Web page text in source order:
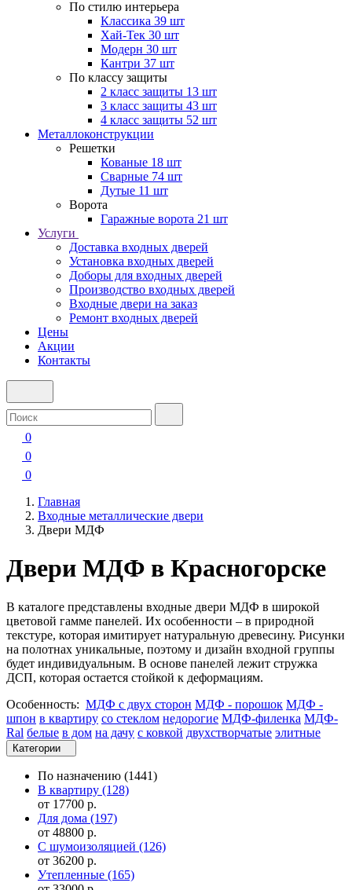
По стилю интерьера
Классика 39 шт
Хай-Тек 30 шт
Модерн 30 шт
Кантри 37 шт
По классу защиты
2 класс защиты 13 шт
3 класс защиты 43 шт
4 класс защиты 52 шт
Металлоконструкции
Решетки
Кованые 18 шт
Сварные 74 шт
Дутые 11 шт
Ворота
Гаражные ворота 21 шт
Услуги
Доставка входных дверей
Установка входных дверей
Доборы для входных дверей
Производство входных дверей
Входные двери на заказ
Ремонт входных дверей
Цены
Акции
Контакты
0
0
0
Главная
Входные металлические двери
Двери МДФ
Двери МДФ в Красногорске
В каталоге представлены входные двери МДФ в широкой
цветовой гамме панелей. Их особенности – в природной
текстуре, которая имитирует натуральную древесину. Рисунки
на полотнах уникальные, поэтому и дизайн входной группы
будет индивидуальным. В основе панелей лежит стружка
ДСП, которая остается стойкой к деформациям.
Особенность: МДФ с двух сторон МДФ - порошок МДФ -
шпон в квартиру со стеклом недорогие МДФ-филенка МДФ-
Ral белые в дом на дачу с ковкой двухстворчатые элитные
Категории
По назначению (1441)
В квартиру (128)
от 17700 р.
Для дома (197)
от 48800 р.
С шумоизоляцией (126)
от 36200 р.
Утепленные (165)